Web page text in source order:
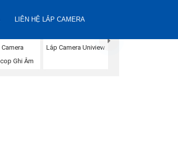
LIÊN HỆ LẮP CAMERA
Ghi Âm
Lắp Camera Uniview